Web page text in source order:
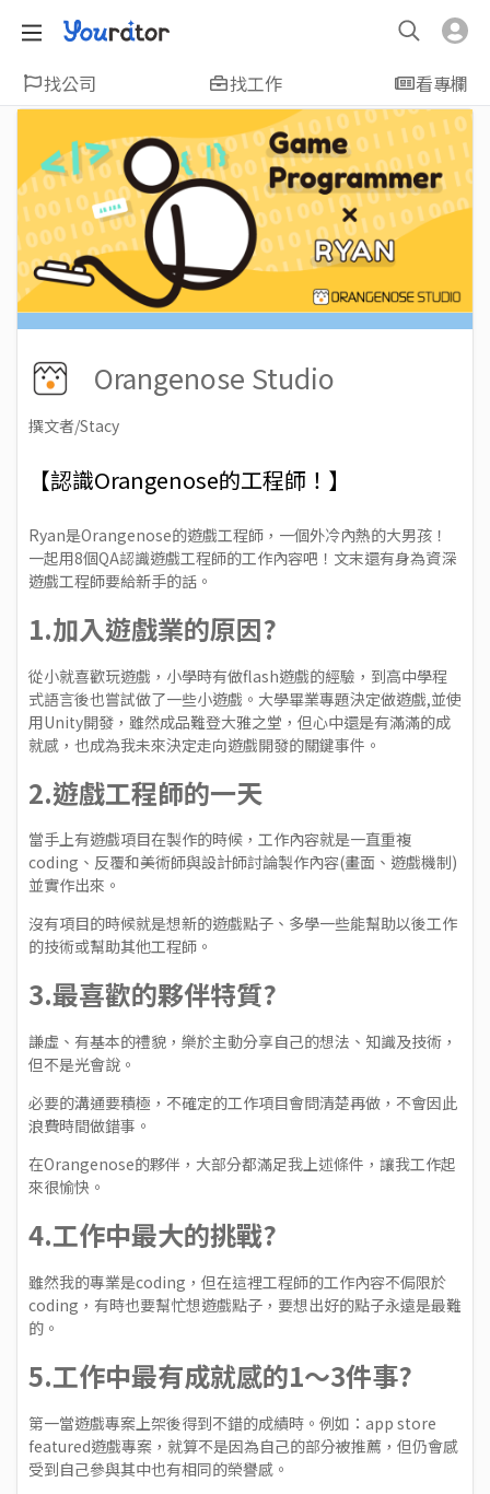
找公司 找工作 看專欄
Orangenose Studio
撰文者/Stacy
【認識Orangenose的工程師！】
Ryan是Orangenose的遊戲工程師，一個外冷內熱的大男孩！
一起用8個QA認識遊戲工程師的工作內容吧！文末還有身為資深
遊戲工程師要給新手的話。
1.加入遊戲業的原因?
從小就喜歡玩遊戲，小學時有做flash遊戲的經驗，到高中學程
式語言後也嘗試做了一些小遊戲。大學畢業專題決定做遊戲,並使
用Unity開發，雖然成品難登大雅之堂，但心中還是有滿滿的成
就感，也成為我未來決定走向遊戲開發的關鍵事件。
2.遊戲工程師的一天
當手上有遊戲項目在製作的時候，工作內容就是一直重複
coding、反覆和美術師與設計師討論製作內容(畫面、遊戲機制)
並實作出來。
沒有項目的時候就是想新的遊戲點子、多學一些能幫助以後工作
的技術或幫助其他工程師。
3.最喜歡的夥伴特質?
謙虛、有基本的禮貌，樂於主動分享自己的想法、知識及技術，
但不是光會說。
必要的溝通要積極，不確定的工作項目會問清楚再做，不會因此
浪費時間做錯事。
在Orangenose的夥伴，大部分都滿足我上述條件，讓我工作起
來很愉快。
4.工作中最大的挑戰?
雖然我的專業是coding，但在這裡工程師的工作內容不侷限於
coding，有時也要幫忙想遊戲點子，要想出好的點子永遠是最難
的。
5.工作中最有成就感的1～3件事?
第一當遊戲專案上架後得到不錯的成績時。例如：app store
featured遊戲專案，就算不是因為自己的部分被推薦，但仍會感
受到自己參與其中也有相同的榮譽感。